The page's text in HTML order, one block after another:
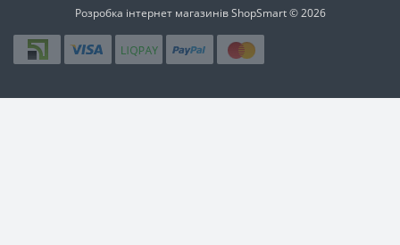
Розробка інтернет магазинівShopSmart © 2026